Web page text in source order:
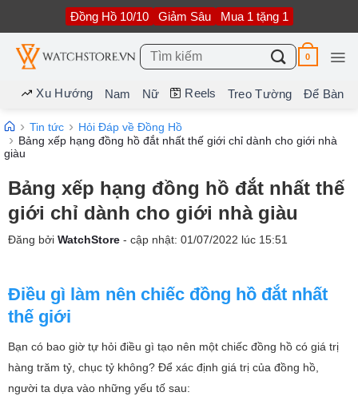
nội
dung
Đồng Hồ 10/10 Giảm Sâu Mua 1 tặng 1
Tìm
kiếm:
0
Xu Hướng Nam Nữ Reels Treo Tường Để Bàn
Tin tức
Hỏi Đáp về Đồng Hồ
Bảng xếp hạng đồng hồ đắt nhất thế giới chỉ dành cho giới nhà
giàu
Bảng xếp hạng đồng hồ đắt nhất thế
giới chỉ dành cho giới nhà giàu
Đăng bởi WatchStore - cập nhật: 01/07/2022 lúc 15:51
Điều gì làm nên chiếc đồng hồ đắt nhất
thế giới
Bạn có bao giờ tự hỏi điều gì tạo nên một chiếc đồng hồ có giá trị
hàng trăm tỷ, chục tỷ không? Để xác định giá trị của đồng hồ,
người ta dựa vào những yếu tố sau: